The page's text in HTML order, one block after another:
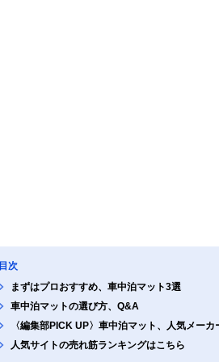
目次
まずはプロおすすめ、車中泊マット3選
車中泊マットの選び方、Q&A
〈編集部PICK UP〉車中泊マット、人気メーカ
人気サイトの売れ筋ランキングはこちら